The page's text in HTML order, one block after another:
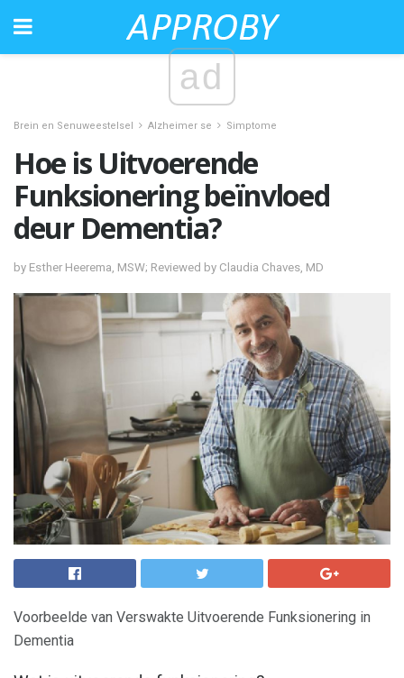
ad
Brein en Senuweestelsel Alzheimer se Simptome
Hoe is Uitvoerende
Funksionering beïnvloed
deur Dementia?
by Esther Heerema, MSW; Reviewed by Claudia Chaves, MD
Voorbeelde van Verswakte Uitvoerende Funksionering in
Dementia